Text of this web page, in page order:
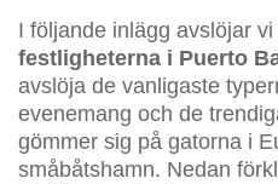
I följande inlägg avslöjar
festligheterna i Puerto
avslöja de vanligaste
evenemang och de
gömmer sig på gatorna i
småbåtshamn. Nedan